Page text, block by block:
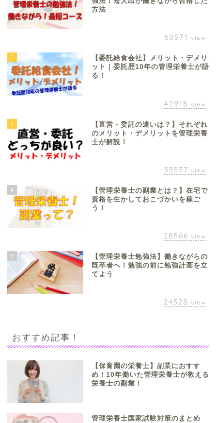
方法
60571 view
2
【委託給食会社】メリット・デメリ
ット｜委託歴10年の管理栄養士が語
る！
42918 view
3
【直営・委託の違いは？】それぞれ
のメリット・デメリットを管理栄養
士が解説！
33537 view
4
【管理栄養士の副業とは？】在宅で
資格を生かしておこづかいを稼ご
う！
28566 view
5
【管理栄養士勉強法】働きながらの
既卒者へ！勉強の前に勉強計画を立
てよう
24528 view
おすすめ記事！
【保育園の栄養士】副業におすす
め！10年働いた管理栄養士が教える
栄養士の副業！
管理栄養士国家試験対策のまとめ